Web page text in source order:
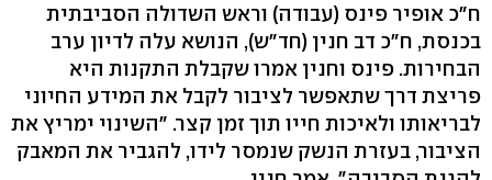
ח"כ אופיר פינס (עבודה) וראש השדולה הסביבתית
בכנסת, ח"כ דב חנין (חד"ש), הנושא עלה לדיון ערב
הבחירות. פינס וחנין אמרו שקבלת התקנות היא
פריצת דרך שתאפשר לציבור לקבל את המידע החיוני
לבריאותו ולאיכות חייו תוך זמן קצר. "השינוי ימריץ את
הציבור, בעזרת הנשק שנמסר לידו, להגביר את המאבק